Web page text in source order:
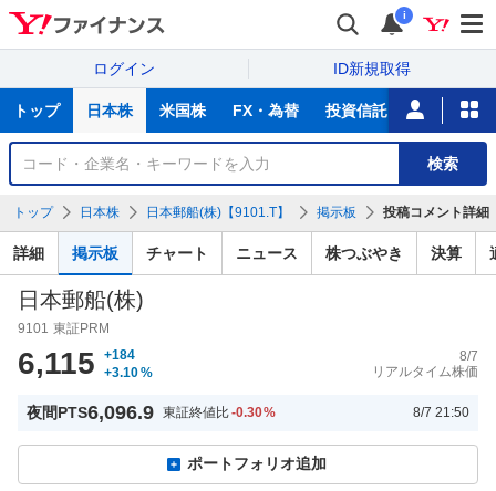
i
ログイン ID新規取得
サ
トップ 日本株 米国株 FX・為替 投資信託 ニュース
銘
検
索
検索
トップ 日本株 日本郵船(株)【9101.T】 掲示板 投稿コメント詳細
詳細 掲示板 チャート ニュース 株つぶやき 決算
日本郵船(株)
9101 東証PRM
6,115
+184
+3.10%
8/7
リアルタイム株価
夜間PTS6,096.9 東証終値比-0.30% 8/7 21:50
ポートフォリオ追加